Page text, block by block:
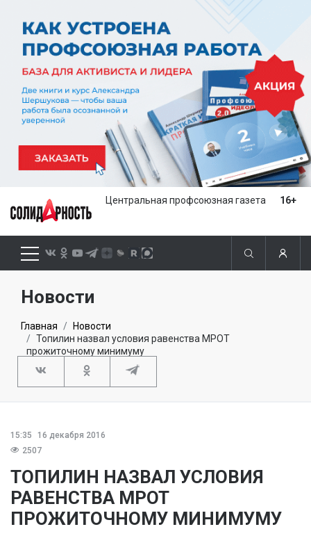
Центральная профсоюзная газета 16+
Новости
Главная
Новости
Топилин назвал условия равенства МРОТ
прожиточному минимуму
15:35
16 декабря 2016
2507
ТОПИЛИН НАЗВАЛ УСЛОВИЯ
РАВЕНСТВА МРОТ
ПРОЖИТОЧНОМУ МИНИМУМУ